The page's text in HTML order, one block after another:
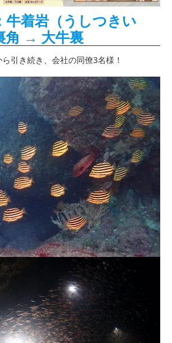
牛着岩（うしつきい
角 → 大牛裏
引き続き、会社の同僚3名様！